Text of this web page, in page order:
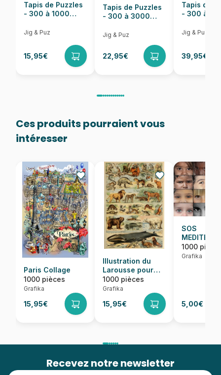
Tapis de Puzzles
- 300 à 1000
Jig & Puz
15,95€
Tapis de Puzzles
- 300 à 3000
Jig & Puz
22,95€
Tapis de
- 300 à
Jig & Puz
39,95€
Ces produits pourraient vous
intéresser
Paris Collage
1000 pièces
Grafika
15,95€
Illustration du
Larousse pour
Tous :
Mammifères, XIXè
1000 pièces
Grafika
15,95€
SOS
Regards
d'Enfants
1000
Grafika
5,00€
Recevez notre newsletter